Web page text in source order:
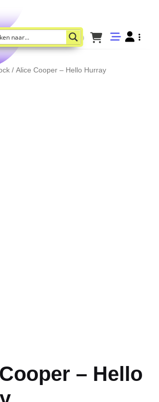
/ Alice Cooper – Hello Hurray
– Hello